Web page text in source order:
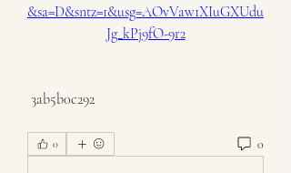
&sa=D&sntz=1&usg=AOvVaw1XIuGXUdu
Jg_kPj9fO-9r2
3ab5b0c292
0 0